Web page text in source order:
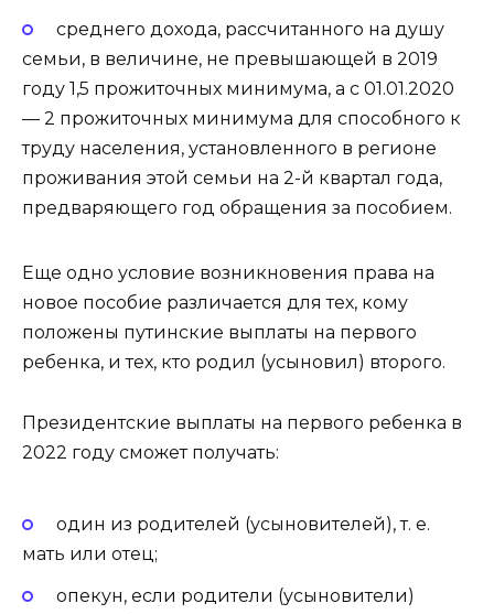
среднего дохода, рассчитанного на душу
семьи, в величине, не превышающей в 2019
году 1,5 прожиточных минимума, а с 01.01.2020
— 2 прожиточных минимума для способного к
труду населения, установленного в регионе
проживания этой семьи на 2-й квартал года,
предваряющего год обращения за пособием.
Еще одно условие возникновения права на
новое пособие различается для тех, кому
положены путинские выплаты на первого
ребенка, и тех, кто родил (усыновил) второго.
Президентские выплаты на первого ребенка в
2022 году сможет получать:
один из родителей (усыновителей), т. е.
мать или отец;
опекун, если родители (усыновители)